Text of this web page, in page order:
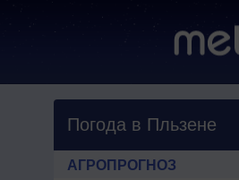
Погода в Пльзене
АГРОПРОГНОЗ